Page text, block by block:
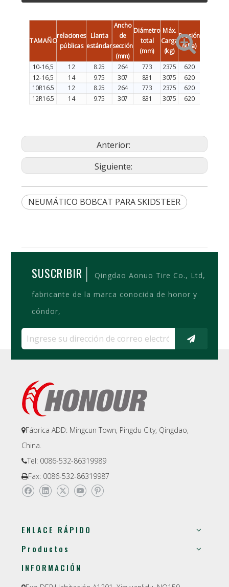
TAMAÑO
relaciones
públicas
Llanta
estándar
Ancho
de
sección
(mm)
Diámetro
total
(mm)
Máx.
Carga
(kg)
Presión
(kPa)
10-16,5 12 8.25 264 773 2375 620
12-16,5 14 9.75 307 831 3075
620
10R16.5
12 8.25 264 773 2375 620
12R16.5 14 9.75 307 831 3075 620
Anterior:
Siguiente:
NEUMÁTICO BOBCAT PARA SKIDSTEER
SUSCRIBIR |
Qingdao Aonuo Tire Co., Ltd,
fabricante de la marca conocida de honor y
cóndor,
Fábrica ADD: Mingcun Town, Pingdu City, Qingdao,
China.
Tel: 0086-532-86319989
Fax: 0086-532-86319987
ENLACE RÁPIDO
Productos
INFORMACIÓN